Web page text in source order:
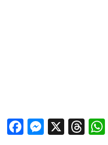
Facebook
X